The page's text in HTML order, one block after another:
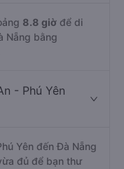
8.8 giờ để di
Nẵng bằng
- Phú Yên
Yên đến Đà Nẵng
đủ để bạn thư